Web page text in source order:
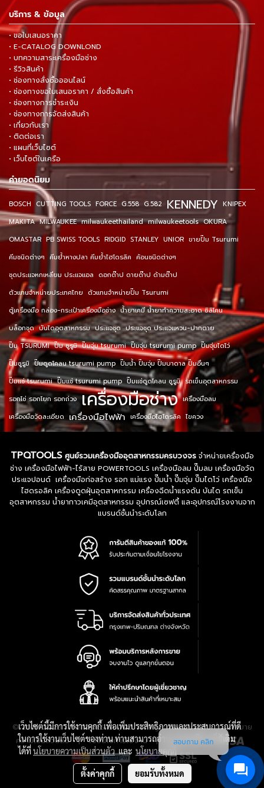
บริการ & ข้อมูล
• ขอใบเสนอราคา
• E-CATALOG DOWNLOND
• บทความสาระเครื่องมือช่าง
• รีวิวสินค้า
• ช่องทางสั่งซื้อออนไลน์
• ช่องทางขอใบเสนอราคา / สั่งซื้อสินค้า
• ช่องทางการชำระเงิน
• ช่องทางการจัดส่งสินค้า
• เกี่ยวกับเรา
• ติดต่อเรา
• แผนที่เว็บไซต์
• เว็บไซต์ในเครือ
คำยอดนิยม
BOSCH CUTTING TOOLS FORCE G.558 G.582 KENNEDY KNIPEX
MAKITA MILWAUKEE milwaukeethailand milwaukeetools OKURA
OMASTAR PB SWISS TOOLS RIDGID STANLEY UNIOR ขายปั๊ม Tsurumi
คีมชนิดต่างๆ คีมย้ำหางปลา คีมย้ำไฮโดรลิค ค้อนชนิดต่างๆ
ชุดประแจหกเหลี่ยม ประแจแอล ดอกต๊าป ดายต๊าป ด้ามต๊าป
ตัวแทนจำหน่ายประเทศไทย ตัวแทนจำหน่ายปั๊ม Tsurumi
ตู้เครื่องมือ กล่อง-กระเป๋าเครื่องมือช่าง น้ำยาเคมี น้ำยาทำความสะอาด ซิลิโคน
บล็อกชุด บันไดอุตสาหกรรม ประแจชุด ประแจชุด ประแจแหวน-ปากตาย
ปั๊ม TSURUMI ปั๊ม ซูรูมิ ปั๊มจุ่ม tsurumi ปั๊มจุ่ม tsurumi pump ปั๊มจุ่มไดโว่
ปั๊มซูรูมิ ปั๊มดูดโคลน tsurumi pump ปั๊มน้ำ ปั๊มจุ่ม ปั๊มบาดาล ปั๊มอื่นๆ
ปั๊มแช่ tsurumi ปั๊มแช่ tsurumi pump ปั๊มแช่ดูดโคลน ซูรูมิ รถเข็นอุตสาหกรรม
รอกโซ่ รอกโยก รอกถ่วง เครื่องมือช่าง เครื่องมือลม
เครื่องมือวัดละเอียด เครื่องมือไฟฟ้า เครื่องมือไฮโดรลิค ไขควง
TPQTOOLS ศูนย์รวมเครื่องมืออุตสาหกรรมครบวงจรจำหน่ายเครื่องมือ
ช่าง เครื่องมือไฟฟ้า-ไร้สาย POWERTOOLS เครื่องมือลม ปั๊มลม เครื่องมือวัด
ประแจปอนด์ เครื่องมือก่อสร้าง รอก แม่แรง ปั๊มน้ำ ปั๊มจุ่ม ปั๊มไดโว่ เครื่องมือ
ไฮดรอลิค เครื่องดูดฝุ่นอุตสาหกรรม เครื่องฉีดน้ำแรงดัน บันได รถเข็น
อุตสาหกรรม น้ำยากาวเคมีอุตสาหกรรม อุปกรณ์เซฟตี้ และอุปกรณ์โรงงานจาก
แบรนด์ชั้นนำระดับโลก
© 2016-2028 TPQTOOLS Co., Ltd. All Rights Reserved.|นโยบาย
ความเป็นส่วนตัว|เงื่อนไขการใช้งาน| แผนที่สินค้า
เว็บไซต์นี้มีการใช้งานคุกกี้ เพื่อเพิ่มประสิทธิภาพและประสบการณ์ที่ดี
ในการใช้งานเว็บไซต์ของท่าน ท่านสามารถอ่านรายละเอียดเพิ่มเติม
ได้ที่นโยบายความเป็นส่วนตัวและ นโยบายคุกกี้
ตั้งค่าคุกกี้ ยอมรับทั้งหมด
สอบถาม คลิก